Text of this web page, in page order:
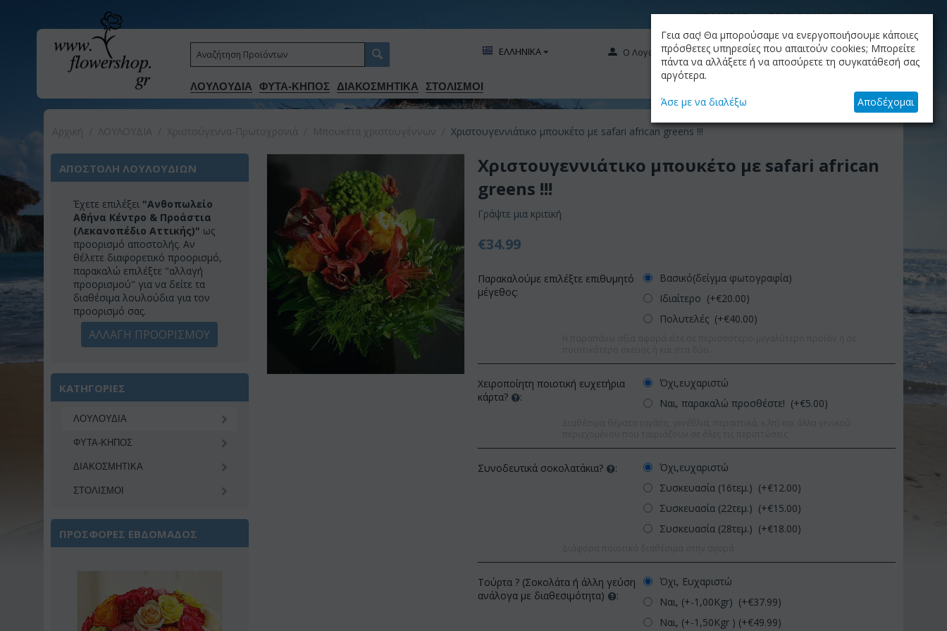
ΚΑΤΑΛΟΓΟΣ ΤΟ BLOG ΜΑΣ ΕΤΑΙΡΙΑ
ΛΟΥΛΟΥΔΙΑ ΦΥΤΑ-ΚΗΠΟΣ ΔΙΑΚΟΣΜΗΤΙΚA ΣΤΟΛΙΣΜΟΙ
Ο Λογαριασμός μου
ΕΛΛΗΝΙΚΑ
+30.210.9319884
ΚΑΛΆΘΙ
Το καλάθι είναι άδειο
Χριστουγεννιάτικο μπουκέτο με safari african greens !!!
ΑΠΟΣΤΟΛΗ ΛΟΥΛΟΥΔΙΩΝ
Έχετε επιλέξει "Ανθοπωλείο
Αθήνα Κέντρο & Προάστια
(Λεκανοπέδιο Αττικής)" ως
προορισμό αποστολής. Αν
θέλετε διαφορετικό προορισμό,
παρακαλώ επιλέξτε "αλλαγή
προορισμού" για να δείτε τα
διαθέσιμα λουλούδια για τον
προορισμό σας.
ΑΛΛΑΓΗ ΠΡΟΟΡΙΣΜΟΥ
ΚΑΤΗΓΟΡΙΕΣ
ΛΟΥΛΟΥΔΙΑ
ΦΥΤΑ-ΚΗΠΟΣ
ΔΙΑΚΟΣΜΗΤΙΚA
ΣΤΟΛΙΣΜΟΙ
ΠΡΟΣΦΟΡΕΣ ΕΒΔΟΜΑΔΟΣ
Χριστουγεννιάτικο μπουκέτο με safari african
greens !!!
Γράψτε μια κριτική
€34.99
Παρακαλούμε επιλέξτε επιθυμητό
μέγεθος:
Βασικό(δείγμα φωτογραφία)
Ιδιαίτερο (+€20.00)
Πολυτελές (+€40.00)
Χειροποίητη ποιοτική ευχετήρια
κάρτα?
:
Όχι,ευχαριστώ
Ναι, παρακαλώ προσθέστε! (+€5.00)
Συνοδευτικά σοκολατάκια? :
Όχι,ευχαριστώ
Συσκευασία (16τεμ.) (+€12.00)
Συσκευασία (22τεμ.) (+€15.00)
Συσκευασία (28τεμ.) (+€18.00)
Τούρτα ? (Σοκολάτα ή άλλη γεύση
ανάλογα με διαθεσιμότητα)
:
Όχι, Ευχαριστώ
Ναι, (+-1,00Kgr) (+€37.99)
Ναι, (+-1,50Kgr ) (+€49.99)
Γεια σας! Θα μπορούσαμε να ενεργοποιήσουμε κάποιες
πρόσθετες υπηρεσίες που απαιτούν cookies; Μπορείτε
πάντα να αλλάξετε ή να αποσύρετε τη συγκατάθεσή σας
αργότερα.
Άσε με να διαλέξω Αποδέχομαι